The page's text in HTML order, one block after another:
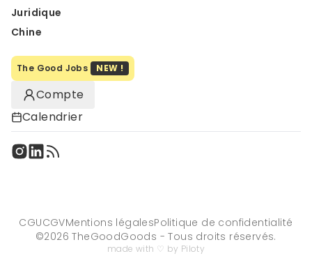
Juridique
Chine
The Good Jobs NEW !
Compte
Calendrier
CGUCGVMentions légalesPolitique de confidentialité
©2026 TheGoodGoods - Tous droits réservés.
made with ♡ by Piloty